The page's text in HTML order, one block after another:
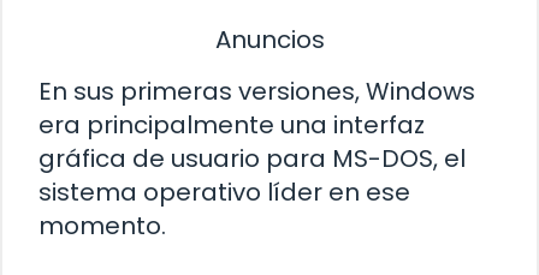
Anuncios
En sus primeras versiones, Windows
era principalmente una interfaz
gráfica de usuario para MS-DOS, el
sistema operativo líder en ese
momento.